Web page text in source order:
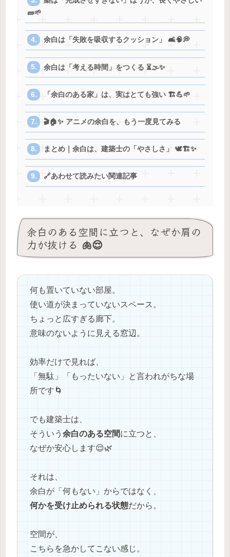
🧱🌱
余白は「失敗を吸収するクッション」 🛋️🧠💭
余白は「考える時間」をつくる ⏳🌫️✨
「余白のある家」は、実はとても強い 🏗️💪🌱
🎬🏠✨ アニメの余白を、もう一度見てみる
まとめ｜余白は、建築士の「やさしさ」 🕊️🏗️✨
🔗あわせて読みたい関連記事
余白のある空間に立つと、なぜか肩の
力が抜ける 🫁😌
何も置いていない部屋。
使い道が決まっていないスペース。
ちょっと広すぎる廊下。
意味のないように見える窓辺。
効率だけで見れば、
「無駄」「もったいない」と言われがちな場
所です🌀
でも建築士は、
そういう 余白のある空間に立つと、
なぜか安心します😌🌿
それは、
余白が「何もない」からではなく、
何かを受け止められる状態だから。
空間が、
こちらを急かしてこない感じ。